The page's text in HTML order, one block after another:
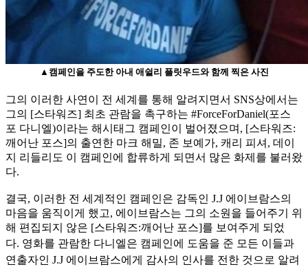
▲캠페인을 주도한 아내 애쉴리 플릿우드와 함께 찍은 사진
그의 이러한 사연이 전 세계를 통해 알려지면서 SNS상에서는
그의 [스타워즈] 최초 관람을 촉구하는 #ForceForDaniel(포스
포 다니엘)이라는 해시태그 캠페인이 벌어졌으며, [스타워즈:
깨어난 포스]의 출연한 마크 해밀, 존 보예가, 캐리 피셔, 데이
지 리들리도 이 캠페인에 합류하게 되면서 많은 화제를 불러왔
다.
결국, 이러한 전 세계적인 캠페인은 감독인 J.J 에이브람스의
마음을 움직이게 했고, 에이브람스는 그의 소원을 들어주기 위
해 편집되지 않은 [스타워즈:깨어난 포스]를 보여주게 되었
다. 영화를 관람한 다니엘은 캠페인에 도움을 준 모든 이들과
연출자인 J.J 에이브람스에게 감사의 인사를 전한 것으로 알려